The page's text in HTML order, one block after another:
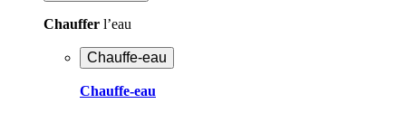
Chauffer l’eau
Chauffe-eau
Chauffe-eau